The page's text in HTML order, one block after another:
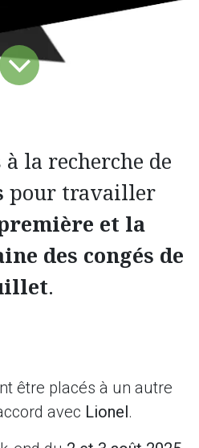
à la recherche de
pour travailler
et la
des congés de
.
être placés à un autre
avec Lionel.